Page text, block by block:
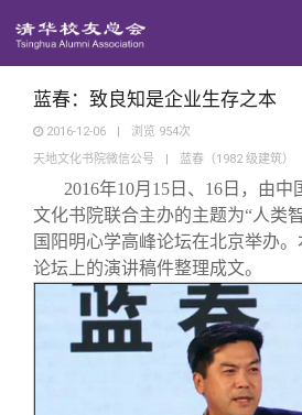
西南联大校友会
义工计划
新媒体平台
青春风采
校友文苑
校友讲坛
校友视界
校友服务
蓝春：致良知是企业生存之本
2016-12-06 | 浏览 954次
天地文化书院微信公号
| 蓝春（1982 级建筑）
2016年10月15日、16日，由中
文化书院联合主办的主题为“人类
国阳明心学高峰论坛在北京举办
论坛上的演讲稿件整理成文。